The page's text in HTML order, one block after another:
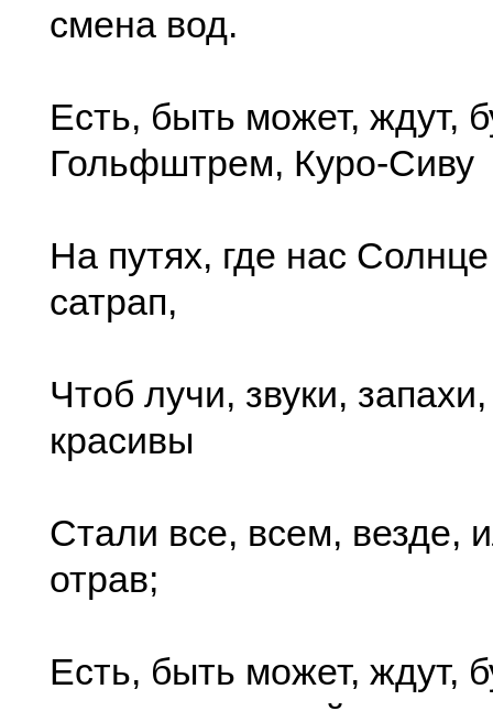
смена вод.
Есть, быть может, ждут,
Гольфштрем, Куро-Сиву
На путях, где нас Солнце
сатрап,
Чтоб лучи, звуки,
красивы
Стали все, всем, везде,
отрав;
Есть, быть может, ждут,